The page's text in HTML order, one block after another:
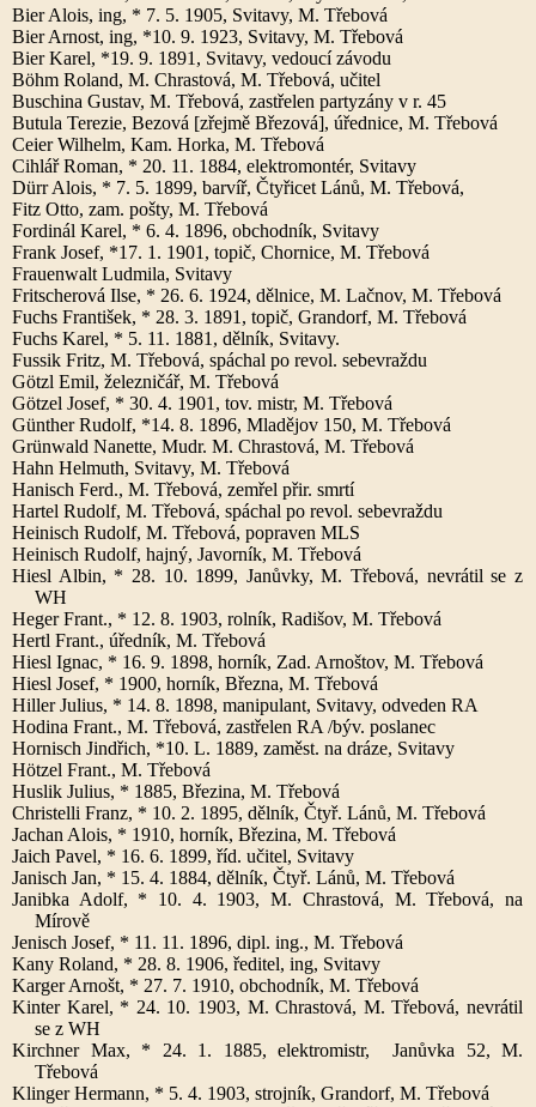
Bier Alois, ing, * 7. 5. 1905, Svitavy, M. Třebová
Bier Arnost, ing, *10. 9. 1923, Svitavy, M. Třebová
Bier Karel, *19. 9. 1891, Svitavy, vedoucí závodu
Böhm Roland, M. Chrastová, M. Třebová, učitel
Buschina Gustav, M. Třebová, zastřelen partyzány v r. 45
Butula Terezie, Bezová [zřejmě Březová], úřednice, M. Třebová
Ceier Wilhelm, Kam. Horka, M. Třebová
Cihlář Roman, * 20. 11. 1884, elektromontér, Svitavy
Dürr Alois, * 7. 5. 1899, barvíř, Čtyřicet Lánů, M. Třebová,
Fitz Otto, zam. pošty, M. Třebová
Fordinál Karel, * 6. 4. 1896, obchodník, Svitavy
Frank Josef, *17. 1. 1901, topič, Chornice, M. Třebová
Frauenwalt Ludmila, Svitavy
Fritscherová Ilse, * 26. 6. 1924, dělnice, M. Lačnov, M. Třebová
Fuchs František, * 28. 3. 1891, topič, Grandorf, M. Třebová
Fuchs Karel, * 5. 11. 1881, dělník, Svitavy.
Fussik Fritz, M. Třebová, spáchal po revol. sebevraždu
Götzl Emil, železničář, M. Třebová
Götzel Josef, * 30. 4. 1901, tov. mistr, M. Třebová
Günther Rudolf, *14. 8. 1896, Mladějov 150, M. Třebová
Grünwald Nanette, Mudr. M. Chrastová, M. Třebová
Hahn Helmuth, Svitavy, M. Třebová
Hanisch Ferd., M. Třebová, zemřel přir. smrtí
Hartel Rudolf, M. Třebová, spáchal po revol. sebevraždu
Heinisch Rudolf, M. Třebová, popraven MLS
Heinisch Rudolf, hajný, Javorník, M. Třebová
Hiesl Albin, * 28. 10. 1899, Janůvky, M. Třebová, nevrátil se z
WH
Heger Frant., * 12. 8. 1903, rolník, Radišov, M. Třebová
Hertl Frant., úředník, M. Třebová
Hiesl Ignac, * 16. 9. 1898, horník, Zad. Arnoštov, M. Třebová
Hiesl Josef, * 1900, horník, Března, M. Třebová
Hiller Julius, * 14. 8. 1898, manipulant, Svitavy, odveden RA
Hodina Frant., M. Třebová, zastřelen RA /býv. poslanec
Hornisch Jindřich, *10. L. 1889, zaměst. na dráze, Svitavy
Hötzel Frant., M. Třebová
Huslik Julius, * 1885, Březina, M. Třebová
Christelli Franz, * 10. 2. 1895, dělník, Čtyř. Lánů, M. Třebová
Jachan Alois, * 1910, horník, Březina, M. Třebová
Jaich Pavel, * 16. 6. 1899, říd. učitel, Svitavy
Janisch Jan, * 15. 4. 1884, dělník, Čtyř. Lánů, M. Třebová
Janibka Adolf, * 10. 4. 1903, M. Chrastová, M. Třebová, na
Mírově
Jenisch Josef, * 11. 11. 1896, dipl. ing., M. Třebová
Kany Roland, * 28. 8. 1906, ředitel, ing, Svitavy
Karger Arnošt, * 27. 7. 1910, obchodník, M. Třebová
Kinter Karel, * 24. 10. 1903, M. Chrastová, M. Třebová, nevrátil
se z WH
Kirchner Max, * 24. 1. 1885, elektromistr, Janůvka 52, M.
Třebová
Klinger Hermann, * 5. 4. 1903, strojník, Grandorf, M. Třebová